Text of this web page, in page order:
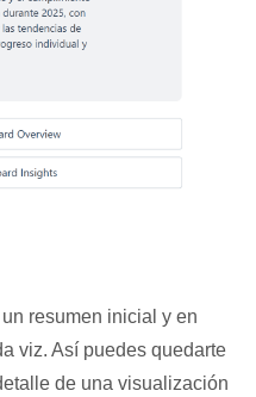
resumen inicial y en
viz. Así puedes quedarte
de una visualización